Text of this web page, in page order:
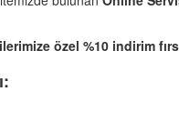
özel %10 indirim